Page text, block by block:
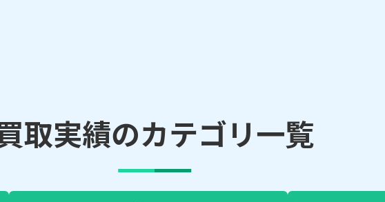
取実績のカテゴリ一覧